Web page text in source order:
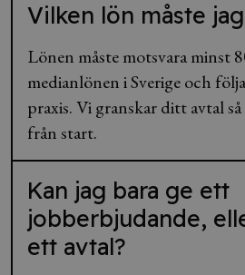
Vilken lön måste
Lönen måste motsvara minst
medianlönen i Sverige och
praxis. Vi granskar ditt avtal
från start.
Kan jag bara ge ett
jobberbjudande,
ett avtal?